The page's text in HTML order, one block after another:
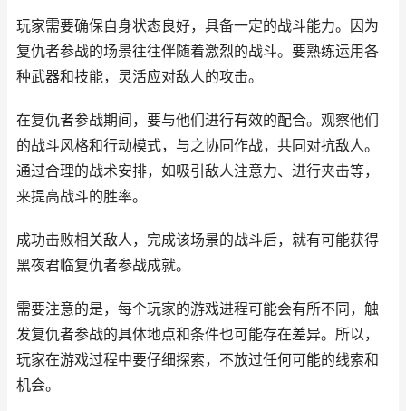
玩家需要确保自身状态良好，具备一定的战斗能力。因为
复仇者参战的场景往往伴随着激烈的战斗。要熟练运用各
种武器和技能，灵活应对敌人的攻击。
在复仇者参战期间，要与他们进行有效的配合。观察他们
的战斗风格和行动模式，与之协同作战，共同对抗敌人。
通过合理的战术安排，如吸引敌人注意力、进行夹击等，
来提高战斗的胜率。
成功击败相关敌人，完成该场景的战斗后，就有可能获得
黑夜君临复仇者参战成就。
需要注意的是，每个玩家的游戏进程可能会有所不同，触
发复仇者参战的具体地点和条件也可能存在差异。所以，
玩家在游戏过程中要仔细探索，不放过任何可能的线索和
机会。